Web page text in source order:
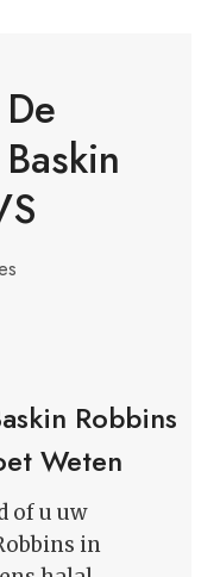
Robbins
Weten
of u uw
in